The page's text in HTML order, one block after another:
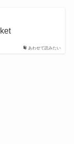
あわせて読みたい